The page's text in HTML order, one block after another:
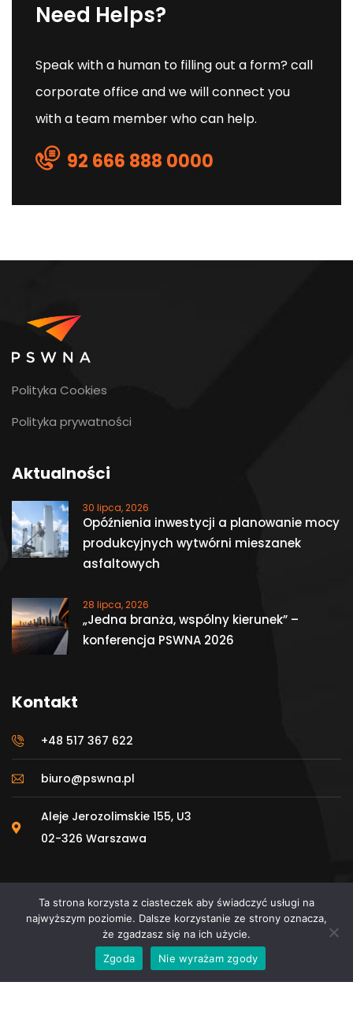
Need Helps?
Speak with a human to filling out a form? call
corporate office and we will connect you
with a team member who can help.
92 666 888 0000
Polityka Cookies
Polityka prywatności
Aktualności
30 lipca, 2026
Opóźnienia inwestycji a planowanie mocy
produkcyjnych wytwórni mieszanek
asfaltowych
28 lipca, 2026
„Jedna branża, wspólny kierunek” –
konferencja PSWNA 2026
Kontakt
+48 517 367 622
biuro@pswna.pl
Aleje Jerozolimskie 155, U3
02-326 Warszawa
© 2025 Polskie Stowarzyszenie Wykonawców
Nawierzchni Asfaltowych
Ta strona korzysta z ciasteczek aby świadczyć usługi na
najwyższym poziomie. Dalsze korzystanie ze strony oznacza,
że zgadzasz się na ich użycie.
Zgoda
Nie wyrażam zgody